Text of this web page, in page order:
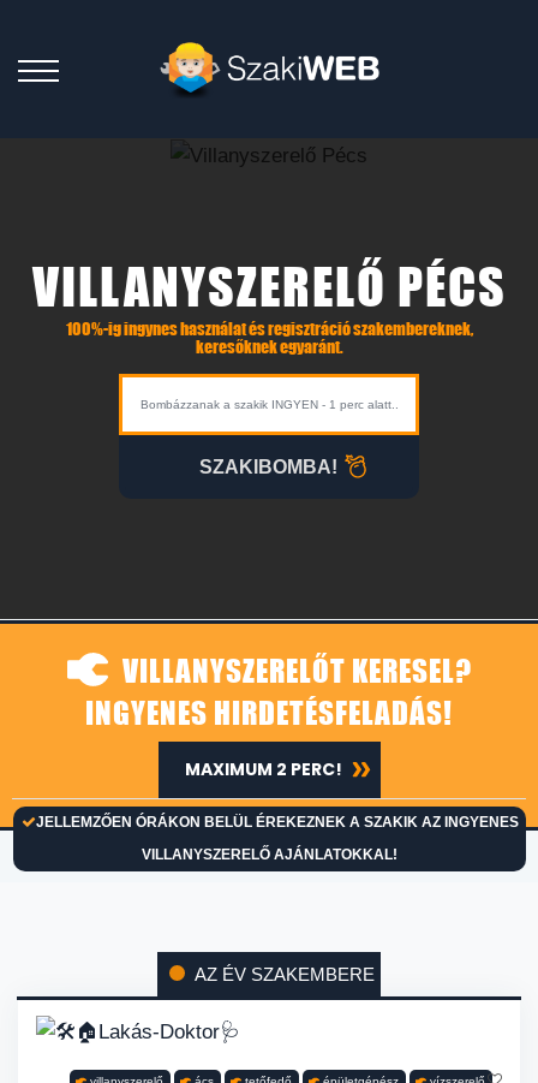
VILLANYSZERELŐ PÉCS
100%-ig ingynes használat és regisztráció szakembereknek,
keresőknek egyaránt.
SZAKIBOMBA!
VILLANYSZERELŐT KERESEL?
INGYENES HIRDETÉSFELADÁS!
JELLEMZŐEN ÓRÁKON BELÜL ÉREKEZNEK A SZAKIK AZ INGYENES
VILLANYSZERELŐ AJÁNLATOKKAL!
MAXIMUM 2 PERC!
AZ ÉV SZAKEMBERE